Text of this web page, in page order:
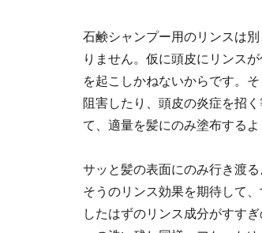
石鹸シャンプー用のリンスは
りません。仮に頭皮にリンス
を起こしかねないからです。
阻害したり、頭皮の炎症を招
て、適量を髪にのみ塗布するよ
サッと髪の表面にのみ行き渡
そうのリンス効果を期待して
したはずのリンス成分がすす